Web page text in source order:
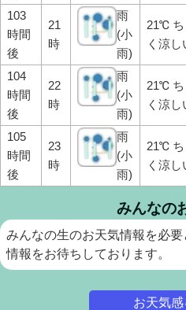
103
時間
後
21
時
雨
(小
雨)
21℃ ち
く涼し
104
時間
後
22
時
雨
(小
雨)
21℃ ち
く涼し
105
時間
後
23
時
雨
(小
雨)
21℃ ち
く涼し
みんなの
みんなの生のお天気情報を必
情報をお待ちしております。
お天気